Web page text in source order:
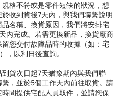
格不符或是零件短缺的狀況，想
收到貨後7天內，與我們聯繫說明
名稱、換貨原因，我們將安排宅
內完成。若需更換新品，換貨廠商
您交付故障品時的收據（如：宅
，以利日後查詢。
貨次日起7天猶豫期內與我們聯
，並於5個工作天內前往取貨。請
間提供宅配人員取件，並請您保